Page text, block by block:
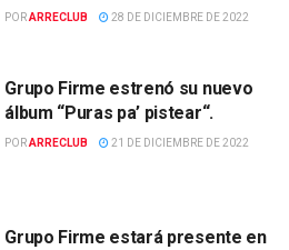
PORARRECLUB 28 DE DICIEMBRE DE 2022
Grupo Firme estrenó su nuevo
álbum “Puras pa’ pistear“.
PORARRECLUB 21 DE DICIEMBRE DE 2022
Grupo Firme estará presente en